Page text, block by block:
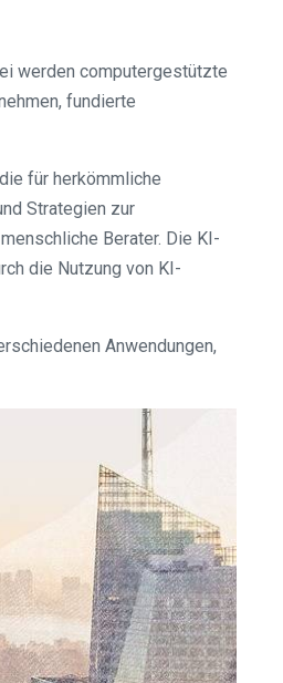
werden computergestützte
fundierte
für herkömmliche
Strategien zur
Berater. Die KI-
die Nutzung von KI-
Anwendungen,